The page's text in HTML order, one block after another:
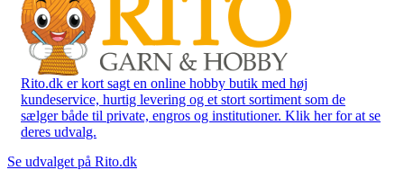
Rito.dk er kort sagt en online hobby butik med høj
kundeservice, hurtig levering og et stort sortiment som de
sælger både til private, engros og institutioner. Klik her for at se
deres udvalg.
Se udvalget på Rito.dk